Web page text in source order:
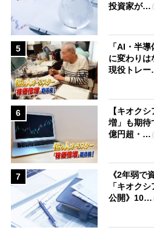
投資家が…
5
「AI・半
に変わりは
現役トレ
6
【キオク
増」も期待
億円超・…
7
《2年弱で
「キオク
公開》10…